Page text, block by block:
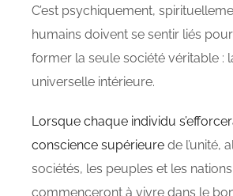
C’est psychiquement,
humains doivent se sentir liés
former la seule société véritable :
universelle intérieure.
Lorsque chaque individu
conscience supérieure de l’unité,
sociétés, les peuples et les nations
commenceront à vivre dans le